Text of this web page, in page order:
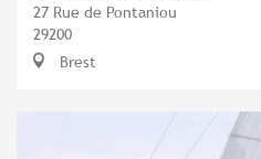
27 Rue de Pontaniou
29200
Brest